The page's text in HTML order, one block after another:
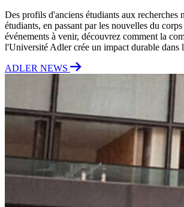
Des profils d'anciens étudiants aux recherches
étudiants, en passant par les nouvelles du
événements à venir, découvrez comment la
l'Université Adler crée un impact durable dans
ADLER NEWS